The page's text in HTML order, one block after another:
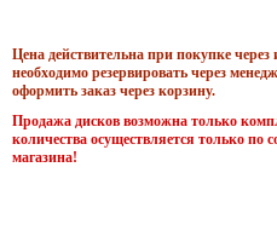
Цена действительна при покупке
необходимо резервировать через
оформить заказ через корзину.
Продажа дисков возможна только
количества осуществляется только по
магазина!